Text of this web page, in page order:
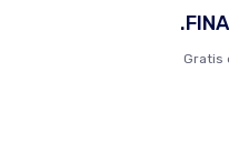
Gratis